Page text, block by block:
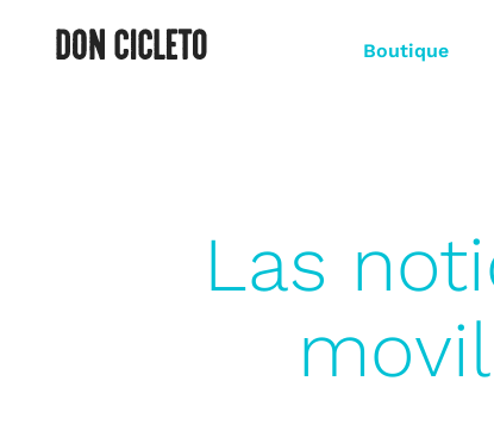
Boutique
Las